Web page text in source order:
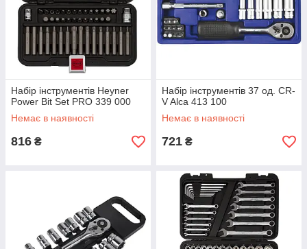
Набір інструментів Heyner
Power Bit Set PRO 339 000
Немає в наявності
816 ₴
Набір інструментів 37 од. CR-
V Alca 413 100
Немає в наявності
721 ₴